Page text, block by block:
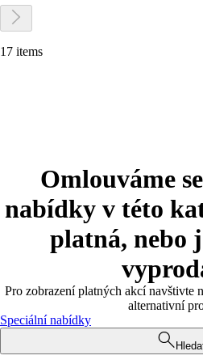
17 items
Omlouváme
nabídky v této
platná, nebo
Pro zobrazení platných akcí navštivte
alternativní
Speciální nabídky